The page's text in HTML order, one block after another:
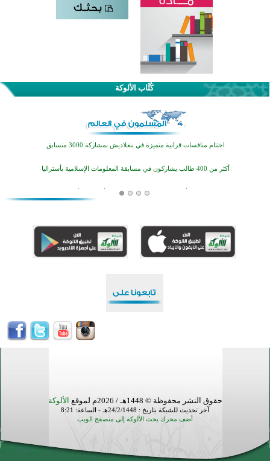
كُتَّاب الألوكة
اختتام الدورة التاسعة لمسابقة حفظ وتلاوة القرآن الكريم في أزناكاييف
تيسليتش تختتم برنامجا تعليميا لتعزيز القيم وبناء الشخصية للشباب المسلمين
اختتام منافسات قرآنية متميزة في بنغلاديش بمشاركة 3000 متسابق
أكثر من 400 طالب يشاركون في مسابقة المعلومات الإسلامية بأستراليا
افتتاح تاريخي لأول مسجد في بلييفليا بالجبل الأسود منذ أكثر من قرن
أكبر مشروع إسلامي في ريف أستراليا يفتتح أبوابه بعد سنوات من العمل والعطاء
اختتام منافسات قرآنية متميزة في بنغلاديش بمشاركة 3000 متسابق
حقوق النشر محفوظة © 1448هـ / 2026م لموقع الألوكة
آخر تحديث للشبكة بتاريخ : 24/2/1448هـ - الساعة: 8:21
أضف محرك بحث الألوكة إلى متصفح الويب